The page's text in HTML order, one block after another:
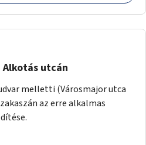
utcán
melletti (Városmajor utca
az erre alkalmas